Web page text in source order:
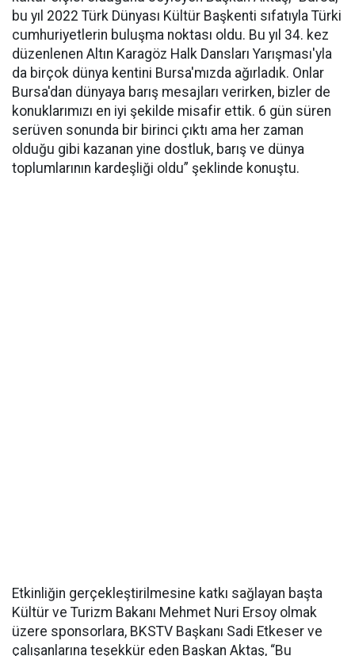
bu yıl 2022 Türk Dünyası Kültür Başkenti sıfatıyla Türki
cumhuriyetlerin buluşma noktası oldu. Bu yıl 34. kez
düzenlenen Altın Karagöz Halk Dansları Yarışması'yla
da birçok dünya kentini Bursa'mızda ağırladık. Onlar
Bursa'dan dünyaya barış mesajları verirken, bizler de
konuklarımızı en iyi şekilde misafir ettik. 6 gün süren
serüven sonunda bir birinci çıktı ama her zaman
olduğu gibi kazanan yine dostluk, barış ve dünya
toplumlarının kardeşliği oldu” şeklinde konuştu.
Etkinliğin gerçekleştirilmesine katkı sağlayan başta
Kültür ve Turizm Bakanı Mehmet Nuri Ersoy olmak
üzere sponsorlara, BKSTV Başkanı Sadi Etkeser ve
çalışanlarına teşekkür eden Başkan Aktaş, “Bu